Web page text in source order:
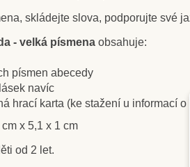
karty -
zelenina
INFOA
Říkadla
skládejte slova, podporujte své
- velká písmena obsahuje:
písmen abecedy
navíc
hrací karta (ke stažení u informací o
x 5,1 x 1 cm
od 2 let.